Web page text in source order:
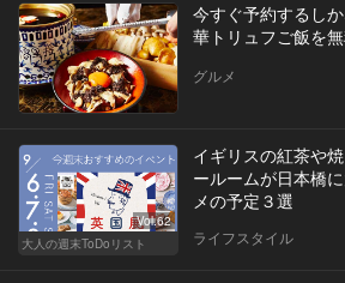
今すぐ予約するし
華トリュフご飯を
グルメ
Vol.62
大人の週末ToDoリスト
イギリスの紅茶や
ールームが日本橋
メの予定３選
ライフスタイル